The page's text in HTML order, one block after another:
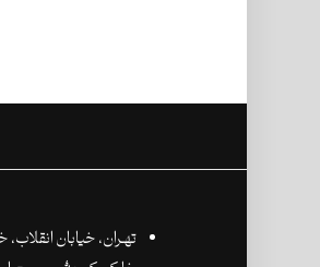
تهـران،‌ خیابان انقلاب،